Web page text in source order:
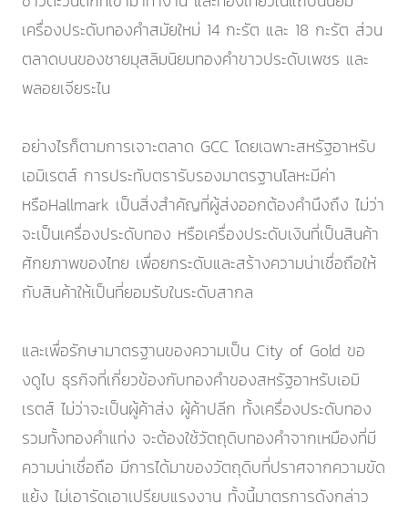
เครื่องประดับทองคำสมัยใหม่ 14 กะรัต และ 18 กะรัต ส่วน
ตลาดบนของชายมุสลิมนิยมทองคำขาวประดับเพชร และ
พลอยเจียระไน
อย่างไรก็ตามการเจาะตลาด GCC โดยเฉพาะสหรัฐอาหรับ
เอมิเรตส์ การประทับตรารับรองมาตรฐานโลหะมีค่า
หรือHallmark เป็นสิ่งสำคัญที่ผู้ส่งออกต้องคำนึงถึง ไม่ว่า
จะเป็นเครื่องประดับทอง หรือเครื่องประดับเงินที่เป็นสินค้า
ศักยภาพของไทย เพื่อยกระดับและสร้างความน่าเชื่อถือให้
กับสินค้าให้เป็นที่ยอมรับในระดับสากล
และเพื่อรักษามาตรฐานของความเป็น City of Gold ขอ
งดูไบ ธุรกิจที่เกี่ยวข้องกับทองคำของสหรัฐอาหรับเอมิ
เรตส์ ไม่ว่าจะเป็นผู้ค้าส่ง ผู้ค้าปลีก ทั้งเครื่องประดับทอง
รวมทั้งทองคำแท่ง จะต้องใช้วัตถุดิบทองคำจากเหมืองที่มี
ความน่าเชื่อถือ มีการได้มาของวัตถุดิบที่ปราศจากความขัด
แย้ง ไม่เอารัดเอาเปรียบแรงงาน ทั้งนี้มาตรการดังกล่าว